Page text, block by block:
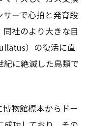
ーで心拍と発育段
社のより大きな目
）の復活に直
紀に絶滅した鳥類で
物館標本からドー